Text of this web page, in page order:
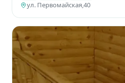
ул. Первомайская,40